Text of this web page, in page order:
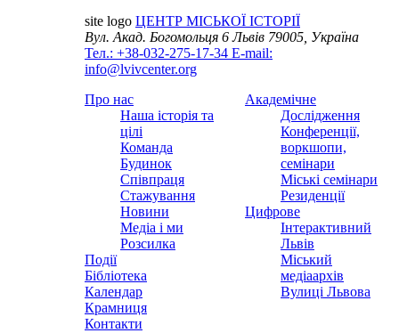
site logo ЦЕНТР МІСЬКОЇ ІСТОРІЇ
Вул. Акад. Богомольця 6Львів 79005, Україна
Тел.: +38-032-275-17-34 E-mail:
info@lvivcenter.org
Про нас
Наша історія та
цілі
Команда
Будинок
Співпраця
Стажування
Новини
Медіа і ми
Розсилка
Події
Бібліотека
Календар
Крамниця
Контакти
Академічне
Дослідження
Конференції,
воркшопи,
семінари
Міські семінари
Резиденції
Цифрове
Інтерактивний
Львів
Міський
медіаархів
Вулиці Львова